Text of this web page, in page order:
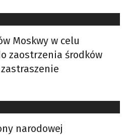
Moskwy w celu
zaostrzenia środków
narodowej